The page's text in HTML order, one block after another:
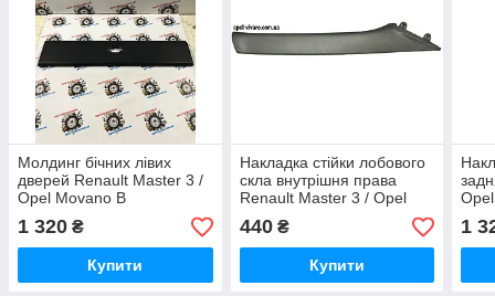
Молдинг бічних лівих
дверей Renault Master 3 /
Opel Movano B
768F20003R 2010- (Рено
Мастер 3 / Опель Мовано
B)
1 320 ₴
Купити
Накладка стійки лобового
скла внутрішня права
Renault Master 3 / Opel
Movano B 2010-
769110008R (Рено Мастер
3 / Опель Мовано B)
440₴
Купити
3 /
1